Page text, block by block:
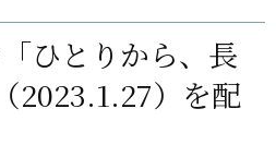
ひとりから、長
2023.1.27）を配